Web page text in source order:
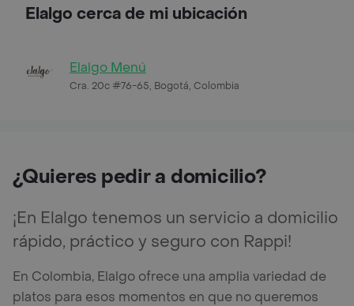
Elalgo cerca de mi ubicación
Elalgo Menú
Cra. 20c #76-65, Bogotá, Colombia
¿Quieres pedir a domicilio?
¡En Elalgo tenemos un servicio a domicilio
rápido, práctico y seguro con Rappi!
En Colombia, Elalgo ofrece una amplia variedad de
platos para esos momentos en que no queremos